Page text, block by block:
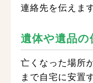
連絡先を伝えます
遺体や遺品
亡くなった場所
まで自宅に安置